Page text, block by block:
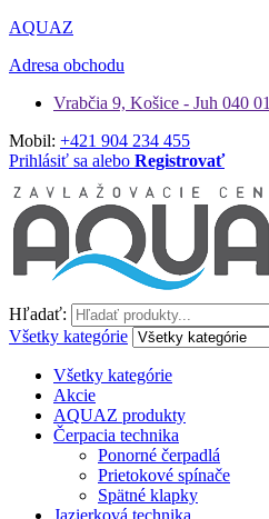
AQUAZ
Adresa obchodu
Vrabčia 9, Košice - Juh 040 01
Mobil: +421 904 234 455
Prihlásiť sa alebo Registrovať
Hľadať:
Všetky kategórie
Všetky kategórie
Akcie
AQUAZ produkty
Čerpacia technika
Ponorné čerpadlá
Prietokové spínače
Spätné klapky
Jazierková technika